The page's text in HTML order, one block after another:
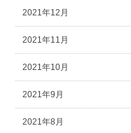
2021年12月
2021年11月
2021年10月
2021年9月
2021年8月